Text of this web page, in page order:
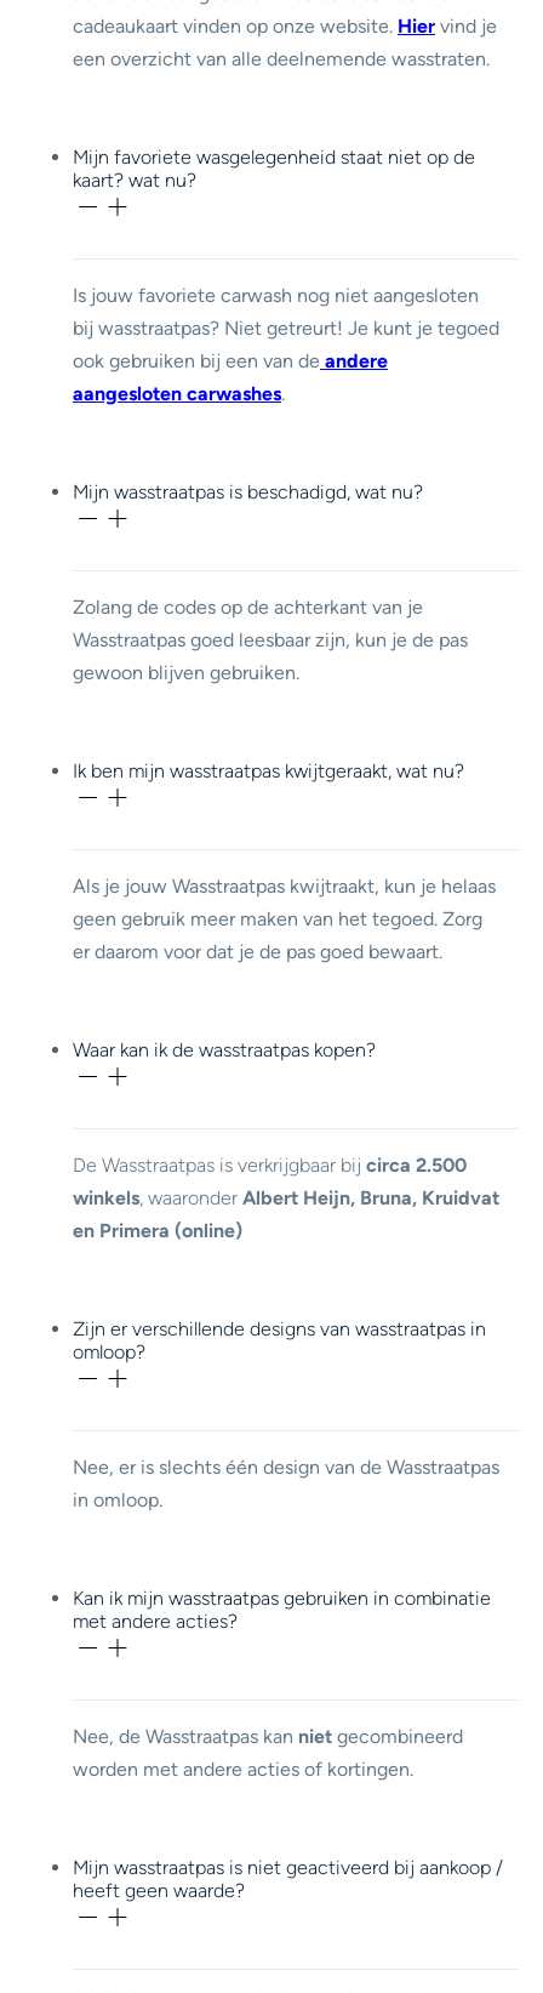
cadeaukaart vinden op onze website. Hier vind je
een overzicht van alle deelnemende wasstraten.
Mijn favoriete wasgelegenheid staat niet op de
kaart? wat nu?
Is jouw favoriete carwash nog niet aangesloten
bij wasstraatpas? Niet getreurt! Je kunt je tegoed
ook gebruiken bij een van de andere
aangesloten carwashes.
Mijn wasstraatpas is beschadigd, wat nu?
Zolang de codes op de achterkant van je
Wasstraatpas goed leesbaar zijn, kun je de pas
gewoon blijven gebruiken.
Ik ben mijn wasstraatpas kwijtgeraakt, wat nu?
Als je jouw Wasstraatpas kwijtraakt, kun je helaas
geen gebruik meer maken van het tegoed. Zorg
er daarom voor dat je de pas goed bewaart.
Waar kan ik de wasstraatpas kopen?
De Wasstraatpas is verkrijgbaar bij circa 2.500
winkels, waaronder Albert Heijn, Bruna, Kruidvat
en Primera (online)
Zijn er verschillende designs van wasstraatpas in
omloop?
Nee, er is slechts één design van de Wasstraatpas
in omloop.
Kan ik mijn wasstraatpas gebruiken in combinatie
met andere acties?
Nee, de Wasstraatpas kan niet gecombineerd
worden met andere acties of kortingen.
Mijn wasstraatpas is niet geactiveerd bij aankoop /
heeft geen waarde?